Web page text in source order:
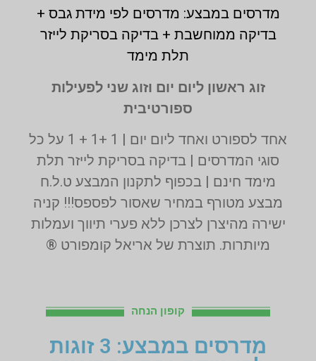
מדרסים במבצע: מדרסים לפי מידת גבס +
בדיקה ממוחשבת + בדיקה בסריקת לייזר
תלת מימד
זוג ראשון ליום יום וזוג שני לפעילות
ספורטיבית
אחד לספורט ואחד ליום יום | 1 +1 + 1 על כל
סוגי המדרסים | בדיקה בסריקת לייזר תלת
מימד חינם | בכפוף לתקנון המבצע ט.ל.ח
מבצע מטורף במחיר שאסור לפספס!!! קניה
ישירה מהיצרן לצרכן ללא פערי תיווך ועמלות
מיותרות. תוצרת של אריאל קומפורט ®
קופון הנחה
מדרסים במבצע: 3 זוגות